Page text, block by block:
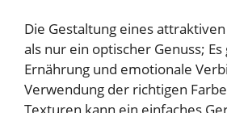
Die Gestaltung eines
als nur ein optischer Genuss;
Ernährung und emotionale
Verwendung der richtigen
Texturen kann ein einfaches